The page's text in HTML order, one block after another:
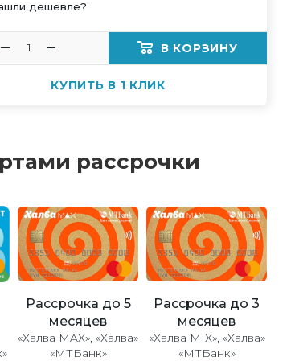
дешевле?
В КОРЗИНУ
КУПИТЬ В 1 КЛИК
рассрочки
Рассрочка до 5
месяцев
«Халва MAX», «Халва»
«МТБанк»
Рассрочка до 3
месяцев
«Халва MIX», «Халва»
«МТБанк»